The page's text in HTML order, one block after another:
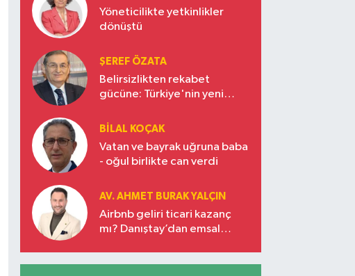
Yöneticilikte yetkinlikler
dönüştü
ŞEREF ÖZATA
Belirsizlikten rekabet
gücüne: Türkiye'nin yeni
BILAL KOÇAK
Vatan ve bayrak uğruna baba
- oğul birlikte can verdi
AV. AHMET BURAK YALÇIN
Airbnb geliri ticari kazanç
mı? Danıştay’dan emsal